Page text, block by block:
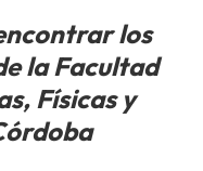
los
la Facultad
Físicas y